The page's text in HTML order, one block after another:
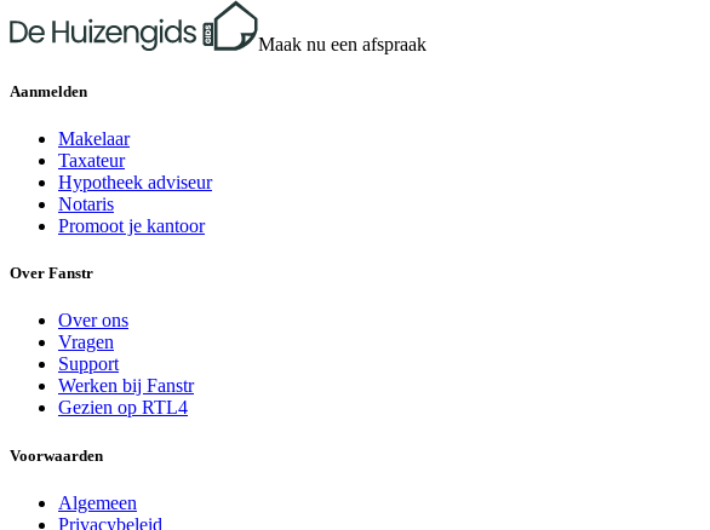
Maak nu een afspraak
Aanmelden
Makelaar
Taxateur
Hypotheek adviseur
Notaris
Promoot je kantoor
Over Fanstr
Over ons
Vragen
Support
Werken bij Fanstr
Gezien op RTL4
Voorwaarden
Algemeen
Privacybeleid